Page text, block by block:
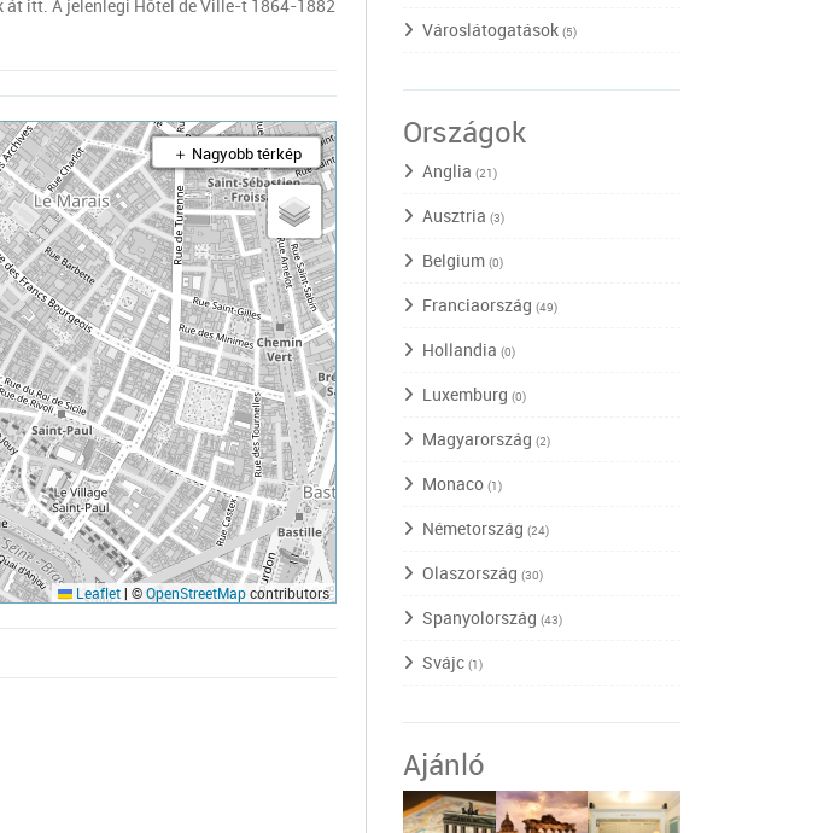
át itt. A jelenlegi Hôtel de Ville-t 1864-1882
＋ Nagyobb térkép
Leaflet| ©OpenStreetMapcontributors
Városlátogatások (5)
Országok
Anglia (21)
Ausztria (3)
Belgium (0)
Franciaország (49)
Hollandia (0)
Luxemburg (0)
Magyarország (2)
Monaco (1)
Németország (24)
Olaszország (30)
Spanyolország (43)
Svájc (1)
Ajánló